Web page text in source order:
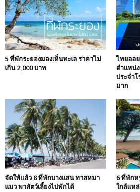
5 ที่พักระยองมองเห็นทะเล ราคาไม่
เกิน 2,000 บาท
ไทยออ
ตำแหน่
ประจำ
มาก
จัดให้แล้ว 8 ที่พักบางแสน ทาสหมา
แมว พาสัตว์เลี้ยงไปพักได้
6 ที่พักห
ใกล้แห